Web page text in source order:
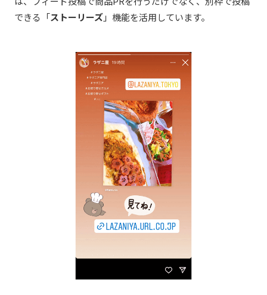
できる
「ストーリーズ」機能を活用しています。